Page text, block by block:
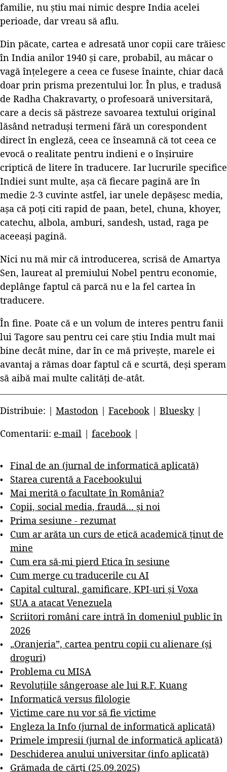
familie, nu știu mai nimic despre India acelei
perioade, dar vreau să aflu.
Din păcate, cartea e adresată unor copii care trăiesc
în India anilor 1940 și care, probabil, au măcar o
vagă înțelegere a ceea ce fusese înainte, chiar dacă
doar prin prisma prezentului lor. În plus, e tradusă
de Radha Chakravarty, o profesoară universitară,
care a decis să păstreze savoarea textului original
lăsând netraduși termeni fără un corespondent
direct în engleză, ceea ce înseamnă că tot ceea ce
evocă o realitate pentru indieni e o înșiruire
criptică de litere în traducere. Iar lucrurile specifice
Indiei sunt multe, așa că fiecare pagină are în
medie 2-3 cuvinte astfel, iar unele depășesc media,
așa că poți citi rapid de paan, betel, chuna, khoyer,
catechu, albola, amburi, sandesh, ustad, raga pe
aceeași pagină.
Nici nu mă mir că introducerea, scrisă de Amartya
Sen, laureat al premiului Nobel pentru economie,
deplânge faptul că parcă nu e la fel cartea în
traducere.
În fine. Poate că e un volum de interes pentru fanii
lui Tagore sau pentru cei care știu India mult mai
bine decât mine, dar în ce mă privește, marele ei
avantaj a rămas doar faptul că e scurtă, deși speram
să aibă mai multe calități de-atât.
Distribuie: | Mastodon | Facebook | Bluesky|
Comentarii: e-mail | facebook |
Final de an (jurnal de informatică aplicată)
Starea curentă a Facebookului
Mai merită o facultate în România?
Copii, social media, fraudă... și noi
Prima sesiune - rezumat
Cum ar arăta un curs de etică academică ținut de
mine
Cum era să-mi pierd Etica în sesiune
Cum merge cu traducerile cu AI
Capital cultural, gamificare, KPI-uri și Voxa
SUA a atacat Venezuela
Scriitori români care intră în domeniul public în
2026
„Oranjeria”, cartea pentru copii cu alienare (și
droguri)
Problema cu MISA
Revoluțiile sângeroase ale lui R.F. Kuang
Informatică versus filologie
Victime care nu vor să fie victime
Engleza la Info (jurnal de informatică aplicată)
Primele impresii (jurnal de informatică aplicată)
Deschiderea anului universitar (info aplicată)
Grămada de cărți (25.09.2025)